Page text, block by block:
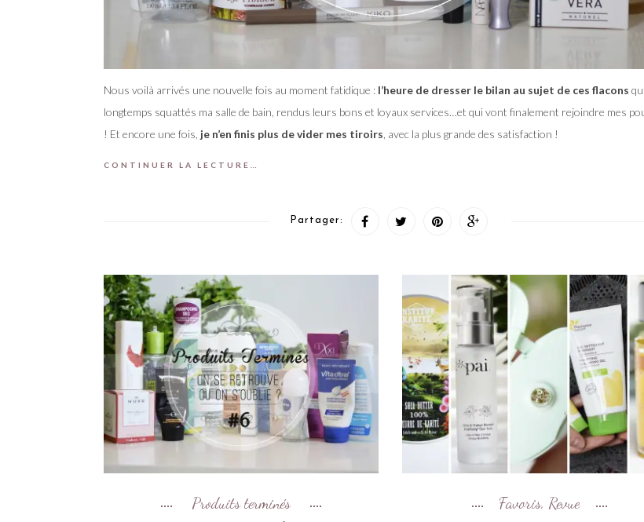
Nous voilà arrivés une nouvelle fois au moment fatidique : l’heure de dresser le bilan au sujet de ces flacons
longtemps squattés ma salle de bain, rendus leurs bons et loyaux services…et qui vont finalement rejoindre mes
! Et encore une fois, je n’en finis plus de vider mes tiroirs , avec la plus grande des satisfaction !
CONTINUER LA LECTURE…
Partager:
Produits terminés Favoris, Revue